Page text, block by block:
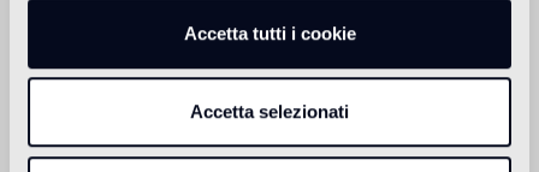
Accetta tutti i cookie
Accetta selezionati
Informazioni tecniche
doga